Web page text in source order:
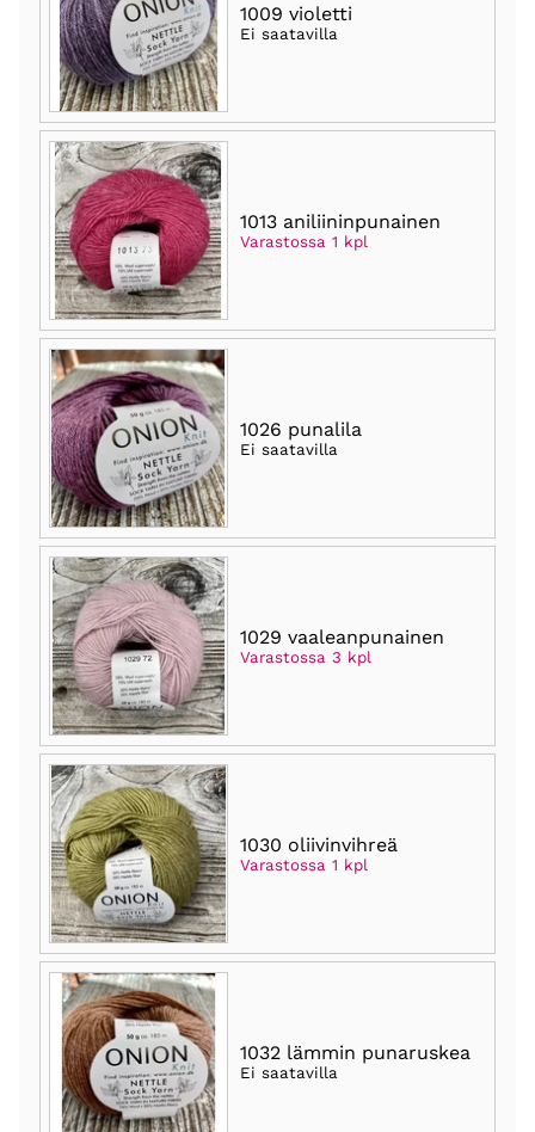
1009 violetti
Ei saatavilla
1013 aniliininpunainen
Varastossa 1 kpl
1026 punalila
Ei saatavilla
1029 vaaleanpunainen
Varastossa 3 kpl
1030 oliivinvihreä
Varastossa 1 kpl
1032 lämmin punaruskea
Ei saatavilla